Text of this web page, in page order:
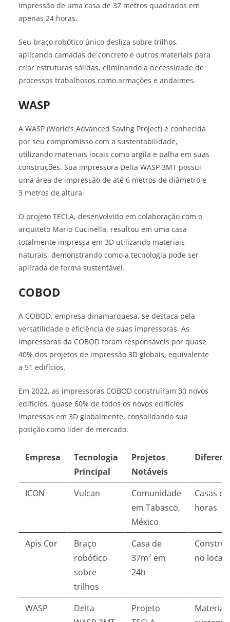
impressão de uma casa de 37 metros quadrados em
apenas 24 horas.
Seu braço robótico único desliza sobre trilhos,
aplicando camadas de concreto e outros materiais para
criar estruturas sólidas, eliminando a necessidade de
processos trabalhosos como armações e andaimes.
WASP
A WASP (World’s Advanced Saving Project) é conhecida
por seu compromisso com a sustentabilidade,
utilizando materiais locais como argila e palha em suas
construções. Sua impressora Delta WASP 3MT possui
uma área de impressão de até 6 metros de diâmetro e
3 metros de altura.
O projeto TECLA, desenvolvido em colaboração com o
arquiteto Mario Cucinella, resultou em uma casa
totalmente impressa em 3D utilizando materiais
naturais, demonstrando como a tecnologia pode ser
aplicada de forma sustentável.
COBOD
A COBOD, empresa dinamarquesa, se destaca pela
versatilidade e eficiência de suas impressoras. As
impressoras da COBOD foram responsáveis por quase
40% dos projetos de impressão 3D globais, equivalente
a 51 edifícios.
Em 2022, as impressoras COBOD construíram 30 novos
edifícios, quase 60% de todos os novos edifícios
impressos em 3D globalmente, consolidando sua
posição como líder de mercado.
Empresa
Tecnologia
Principal
Projetos
Notáveis
ICON Vulcan
Comunidade
em Tabasco,
México
Casas
horas
Apis Cor
Braço
robótico
sobre
trilhos
Casa de
37m² em
24h
no local
WASP
Delta
Projeto
Materiais